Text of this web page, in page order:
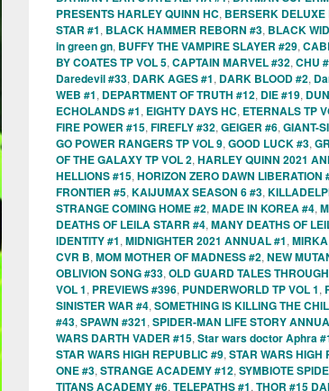
PRESENTS HARLEY QUINN HC, BERSERK DELUXE
STAR #1, BLACK HAMMER REBORN #3, BLACK
in green gn, BUFFY THE VAMPIRE SLAYER #29,
BY COATES TP VOL 5, CAPTAIN MARVEL #32, CHU
Daredevil #33, DARK AGES #1, DARK BLOOD #2,
WEB #1, DEPARTMENT OF TRUTH #12, DIE #19,
ECHOLANDS #1, EIGHTY DAYS HC, ETERNALS TP
FIRE POWER #15, FIREFLY #32, GEIGER #6, GIANT-
GO POWER RANGERS TP VOL 9, GOOD LUCK #3,
OF THE GALAXY TP VOL 2, HARLEY QUINN 2021
HELLIONS #15, HORIZON ZERO DAWN LIBERATION
FRONTIER #5, KAIJUMAX SEASON 6 #3,
STRANGE COMING HOME #2, MADE IN KOREA #4,
DEATHS OF LEILA STARR #4, MANY DEATHS OF
IDENTITY #1, MIDNIGHTER 2021 ANNUAL #1,
CVR B, MOM MOTHER OF MADNESS #2, NEW
OBLIVION SONG #33, OLD GUARD TALES
VOL 1, PREVIEWS #396, PUNDERWORLD TP VOL 1,
SINISTER WAR #4, SOMETHING IS KILLING THE
#43, SPAWN #321, SPIDER-MAN LIFE STORY
WARS DARTH VADER #15, Star wars doctor Aphra
STAR WARS HIGH REPUBLIC #9, STAR WARS HIGH
ONE #3, STRANGE ACADEMY #12, SYMBIOTE
TITANS ACADEMY #6, TELEPATHS #1, THOR #15